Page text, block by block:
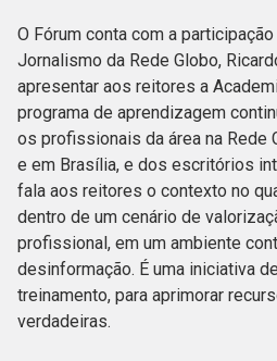
O Fórum conta com a
Jornalismo da Rede Globo,
apresentar aos reitores a
programa de aprendizagem
os profissionais da área na Rede
e em Brasília, e dos escritórios
fala aos reitores o contexto no
dentro de um cenário de
profissional, em um ambiente
desinformação. É uma iniciativa
treinamento, para aprimorar
verdadeiras.